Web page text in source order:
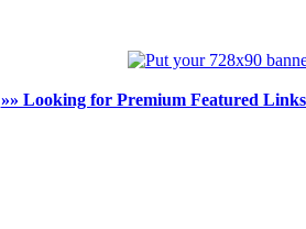
»» Looking for Premium Featured